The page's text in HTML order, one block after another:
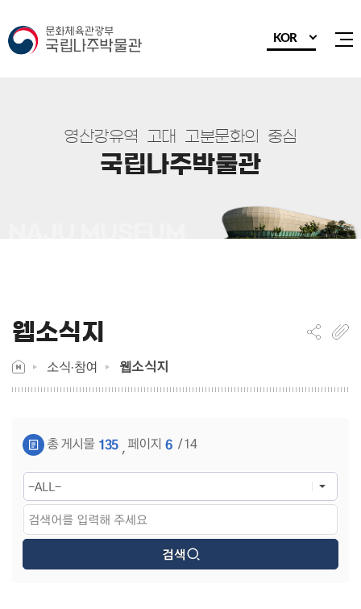
KOR
영산강유역 고 대 고분문화의 중심
국립 나주박물관
웹소식지
소식·참여 웹소식지
총 게시물 135 ,페이지 6 / 14